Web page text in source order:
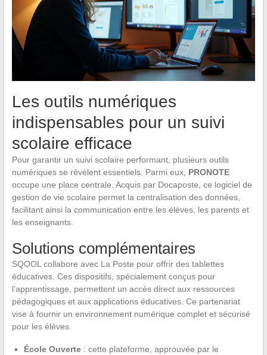
Les outils numériques
indispensables pour un suivi
scolaire efficace
Pour garantir un suivi scolaire performant, plusieurs outils
numériques se révèlent essentiels. Parmi eux, PRONOTE
occupe une place centrale. Acquis par Docaposte, ce logiciel de
gestion de vie scolaire permet la centralisation des données,
facilitant ainsi la communication entre les élèves, les parents et
les enseignants.
Solutions complémentaires
SQOOL collabore avec La Poste pour offrir des tablettes
éducatives. Ces dispositifs, spécialement conçus pour
l’apprentissage, permettent un accès direct aux ressources
pédagogiques et aux applications éducatives. Ce partenariat
vise à fournir un environnement numérique complet et sécurisé
pour les élèves.
École Ouverte: cette plateforme, approuvée par le